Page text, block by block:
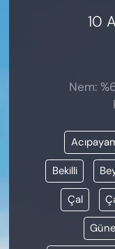
10
Nem:
Bekilli
Çal
ÖZEL HABER
SİYASET
VAN VE